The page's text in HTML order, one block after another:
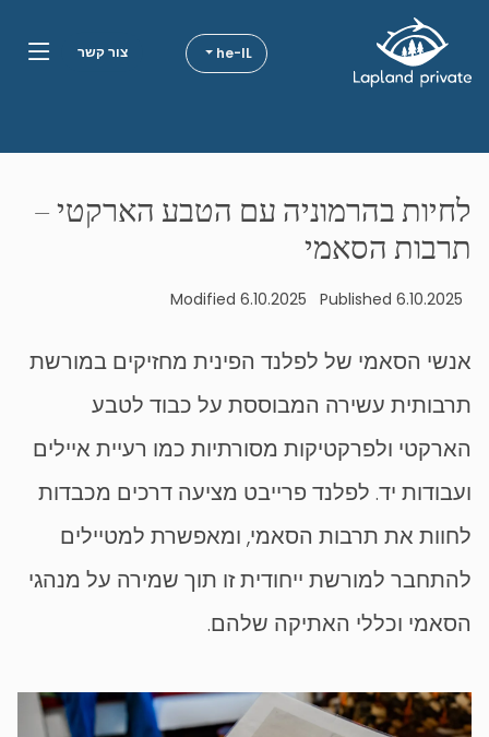
צור קשר he-IL
יעדים
קבלו השראה
אטרקציות
אודותינו
מידע
לחיות בהרמוניה עם הטבע הארקטי –
תרבות הסאמי
Published 6.10.2025
Modified 6.10.2025
אנשי הסאמי של לפלנד הפינית מחזיקים במורשת
תרבותית עשירה המבוססת על כבוד לטבע
הארקטי ולפרקטיקות מסורתיות כמו רעיית איילים
ועבודות יד. לפלנד פרייבט מציעה דרכים מכבדות
לחוות את תרבות הסאמי, ומאפשרת למטיילים
להתחבר למורשת ייחודית זו תוך שמירה על מנהגי
הסאמי וכללי האתיקה שלהם.